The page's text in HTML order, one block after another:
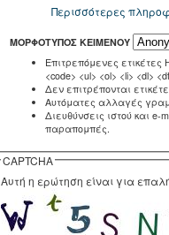
Περισσότερες
ΜΟΡΦΌΤΥΠΟΣ ΚΕΙΜΈΝΟΥ
Επιτρεπόμενες ετικέτες
<code> <ul> <ol> <li> <dl>
Δεν επιτρέπονται
Αυτόματες αλλαγές
Διευθύνσεις ιστού και
παραπομπές.
CAPTCHA
Αυτή η ερώτηση είναι για